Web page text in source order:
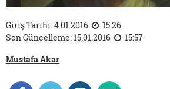
Giriş Tarihi: 4.01.2016
15:26
Son Güncelleme: 15.01.2016
15:57
Mustafa Akar